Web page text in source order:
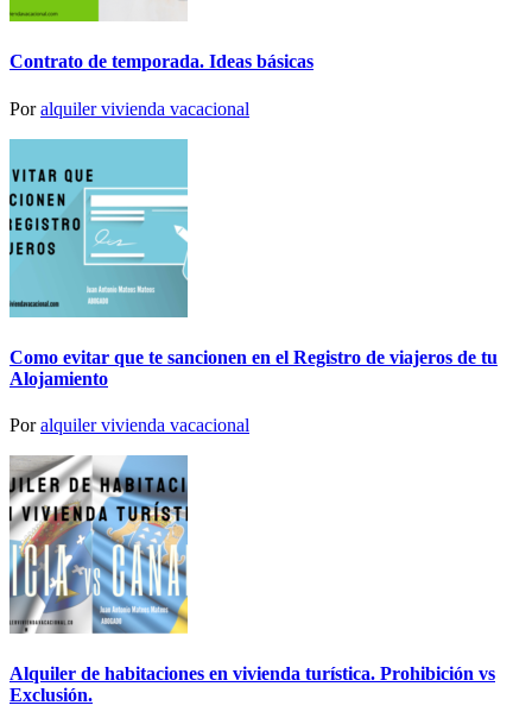
Contrato de temporada. Ideas básicas
Poralquiler vivienda vacacional
Como evitar que te sancionen en el Registro de viajeros de tu
Alojamiento
Poralquiler vivienda vacacional
Alquiler de habitaciones en vivienda turística. Prohibición vs
Exclusión.